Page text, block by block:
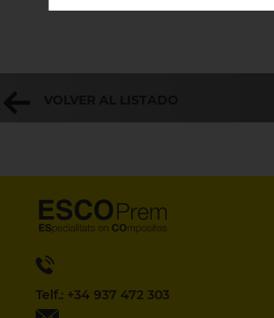
Telf.: +34 937 472 303